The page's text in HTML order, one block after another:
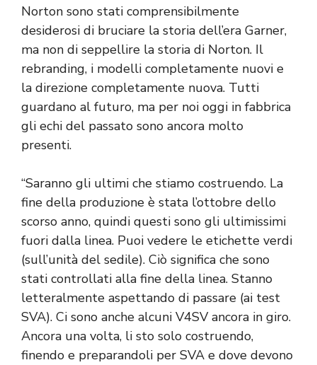
Norton sono stati comprensibilmente
desiderosi di bruciare la storia dell’era Garner,
ma non di seppellire la storia di Norton. Il
rebranding, i modelli completamente nuovi e
la direzione completamente nuova. Tutti
guardano al futuro, ma per noi oggi in fabbrica
gli echi del passato sono ancora molto
presenti.
“Saranno gli ultimi che stiamo costruendo. La
fine della produzione è stata l’ottobre dello
scorso anno, quindi questi sono gli ultimissimi
fuori dalla linea. Puoi vedere le etichette verdi
(sull’unità del sedile). Ciò significa che sono
stati controllati alla fine della linea. Stanno
letteralmente aspettando di passare (ai test
SVA). Ci sono anche alcuni V4SV ancora in giro.
Ancora una volta, li sto solo costruendo,
finendo e preparandoli per SVA e dove devono